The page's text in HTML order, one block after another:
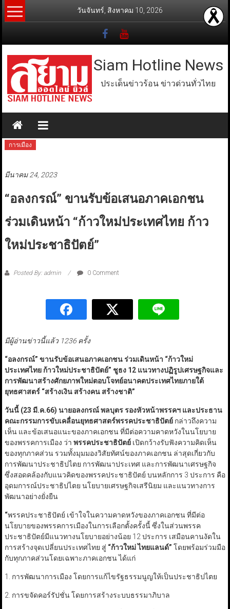
Skip
to
วันจันทร์, สิงหาคม 10, 2026
Siam Hotline News
ประเด็นข่าวร้อน ข่าวด่วนทั่วไทย
การเมือง
มีนาคม 24, 2023
“อลงกรณ์” ขานรับข้อเสนอภาคเอกชน
ร่วมเดินหน้า “ก้าวใหม่ประเทศไทย ก้าว
ใหม่ประชาธิปัตย์”
Posted By: admin 0 Comment
มีผู้อ่านข่าวนี้แล้ว 1236 ครั้ง
“อลงกรณ์” ขานรับข้อเสนอภาคเอกชน ร่วมเดินหน้า “ก้าวใหม่
ประเทศไทย ก้าวใหม่ประชาธิปัตย์” ชูธง 12 แนวทางปฏิรูปเศรษฐกิจและ
การพัฒนาสร้างศักยภาพใหม่ตอบโจทย์อนาคตประเทศไทยภายใต้
ยุทธศาสตร์ “สร้างเงิน สร้างคน สร้างชาติ”
วันนี้ (23 มี.ค.66) นายอลงกรณ์ พลบุตร รองหัวหน้าพรรคฯ และประธาน
คณะกรรมการขับเคลื่อนยุทธศาสตร์พรรคประชาธิปัตย์ กล่าวถึงความ
เห็น และข้อเสนอแนะของภาคเอกชน ที่มีต่อความคาดหวังในนโยบาย
ของพรรคการเมือง ว่า พรรคประชาธิปัตย์เปิดกว้างรับฟังความคิดเห็น
ของทุกภาคส่วน รวมทั้งมุมมองวิสัยทัศน์ของภาคเอกชน ล่าสุดเกี่ยวกับ
การพัฒนาประชาธิปไตย การพัฒนาประเทศ และการพัฒนาเศรษฐกิจ
ซึ่งสอดคล้องกับแนวคิดของพรรคประชาธิปัตย์ บนหลักการ 3 ประการ คือ
อุดมการณ์ประชาธิปไตย นโยบายเศรษฐกิจเสรีนิยม และแนวทางการ
พัฒนาอย่างยั่งยืน
“พรรคประชาธิปัตย์ เข้าใจในความคาดหวังของภาคเอกชน ที่มีต่อ
นโยบายของพรรคการเมืองในการเลือกตั้งครั้งนี้ ซึ่งในส่วนพรรค
ประชาธิปัตย์มีแนวทางนโยบายอย่างน้อย 12 ประการ เสมือนคานงัดใน
การสร้างจุดเปลี่ยนประเทศไทย สู่ “ก้าวใหม่ ไทยแลนด์” โดยพร้อมร่วมมือ
กับทุกภาคส่วนโดยเฉพาะภาคเอกชน ได้แก่
1. การพัฒนาการเมือง โดยการแก้ไขรัฐธรรมนูญให้เป็นประชาธิปไตย
2. การขจัดคอร์รัปชั่น โดยการสร้างระบบธรรมาภิบาล